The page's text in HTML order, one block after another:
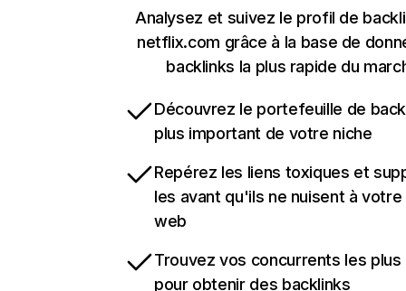
Analysez et suivez le profil de
netflix.com grâce à la base de
backlinks la plus rapide du
Découvrez le portefeuille de
plus important de votre niche
Repérez les liens toxiques et
les avant qu'ils ne nuisent à
web
Trouvez vos concurrents les
pour obtenir des backlinks